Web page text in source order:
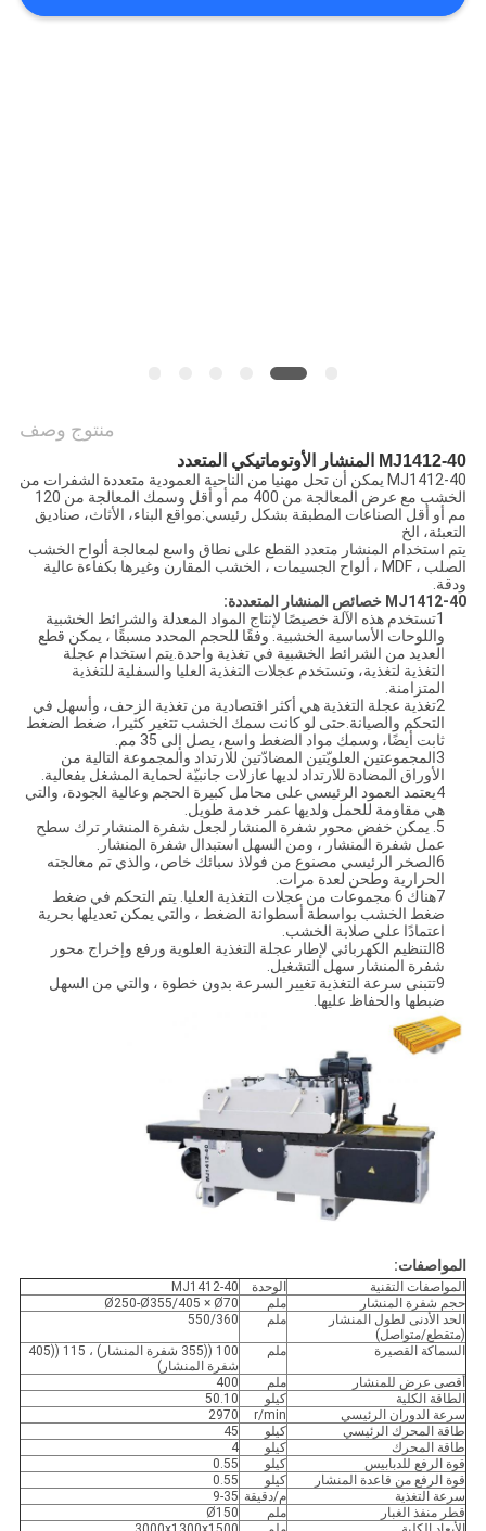
خريطة
منتوج وصف
MJ1412-40 المنشار الأوتوماتيكي المتعدد
MJ1412-40 يمكن أن تحل مهنيا من الناحية العمودية متعددة الشفرات من
الخشب مع عرض المعالجة من 400 مم أو أقل وسمك المعالجة من 120
مم أو أقل الصناعات المطبقة بشكل رئيسي:مواقع البناء، الأثاث، صناديق
التعبئة، الخ
يتم استخدام المنشار متعدد القطع على نطاق واسع لمعالجة ألواح الخشب
الصلب ، MDF ، ألواح الجسيمات ، الخشب المقارن وغيرها بكفاءة عالية
ودقة.
MJ1412-40 خصائص المنشار المتعددة:
1تستخدم هذه الآلة خصيصًا لإنتاج المواد المعدلة والشرائط الخشبية
واللوحات الأساسية الخشبية. وفقًا للحجم المحدد مسبقًا ، يمكن قطع
العديد من الشرائط الخشبية في تغذية واحدة.يتم استخدام عجلة
التغذية لتغذية، وتستخدم عجلات التغذية العليا والسفلية للتغذية
المتزامنة.
2تغذية عجلة التغذية هي أكثر اقتصادية من تغذية الزحف، وأسهل في
التحكم والصيانة.حتى لو كانت سمك الخشب تتغير كثيرا، ضغط الضغط
ثابت أيضًا، وسمك مواد الضغط واسع، يصل إلى 35 مم.
3المجموعتين العلويّتين المضادّتين للارتداد والمجموعة التالية من
الأوراق المضادة للارتداد لديها عازلات جانبيّة لحماية المشغل بفعالية.
4يعتمد العمود الرئيسي على محامل كبيرة الحجم وعالية الجودة، والتي
هي مقاومة للحمل ولديها عمر خدمة طويل.
5. يمكن خفض محور شفرة المنشار لجعل شفرة المنشار ترك سطح
عمل شفرة المنشار ، ومن السهل استبدال شفرة المنشار.
6الصخر الرئيسي مصنوع من فولاذ سبائك خاص، والذي تم معالجته
الحرارية وطحن لعدة مرات.
7هناك 6 مجموعات من عجلات التغذية العليا. يتم التحكم في ضغط
ضغط الخشب بواسطة أسطوانة الضغط ، والتي يمكن تعديلها بحرية
اعتمادًا على صلابة الخشب.
8التنظيم الكهربائي لإطار عجلة التغذية العلوية ورفع وإخراج محور
شفرة المنشار سهل التشغيل.
9تتبنى سرعة التغذية تغيير السرعة بدون خطوة ، والتي من السهل
ضبطها والحفاظ عليها.
المواصفات:
المواصفات التقنية الوحدة
MJ1412-40
حجم شفرة المنشار
ملم
Ø250-Ø355/405 × Ø70
الحد الأدنى لطول المنشار
(متقطع/متواصل)
ملم 550/360
السماكة القصيرة ملم
100 ((355 شفرة المنشار) ، 115 ((405
شفرة المنشار)
أقصى عرض للمنشار
ملم
400
الطاقة الكلية
كيلو
50.10
سرعة الدوران الرئيسي
r/min
2970
طاقة المحرك الرئيسي
كيلو
45
طاقة المحرك
كيلو
4
قوة الرفع للدبابيس
كيلو
0.55
قوة الرفع من قاعدة المنشار
كيلو
0.55
سرعة التغذية
م/دقيقة 9-35
قطر منفذ الغبار
ملم
Ø150